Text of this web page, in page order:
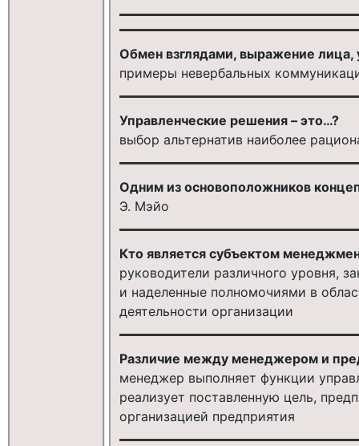
Обмен взглядами, выражение лица,
примеры невербальных
Управленческие решения – это…?
выбор альтернатив наиболее
Одним из основоположников
Э. Мэйо
Кто является субъектом
руководители различного уровня,
и наделенные полномочиями в
деятельности организации
Различие между менеджером и
менеджер выполняет функции
реализует поставленную цель,
организацией предприятия